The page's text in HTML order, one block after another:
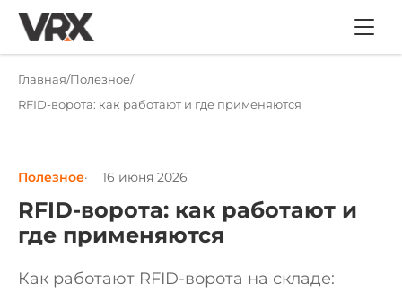
Главная Полезное
RFID-ворота: как работают и где применяются
Полезное 16 июня 2026
RFID-ворота: как работают и
где применяются
Как работают RFID-ворота на складе: